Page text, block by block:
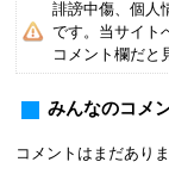
誹謗中傷、個人
です。当サイト
コメント欄だと
みんなのコメ
コメントはまだあり